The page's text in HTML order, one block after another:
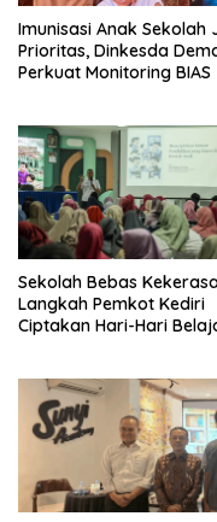
Imunisasi Anak Sekolah
Prioritas, Dinkesda
Perkuat Monitoring BIAS
Sekolah Bebas
Langkah Pemkot Kediri
Ciptakan Hari-Hari